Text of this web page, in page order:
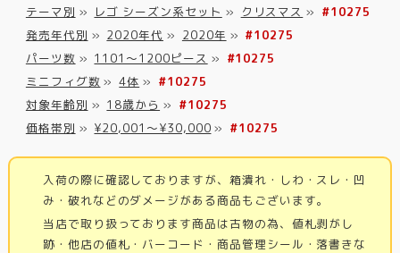
テーマ別 » レゴ シーズン系セット » クリスマス » #10275
発売年代別 » 2020年代 » 2020年 » #10275
パーツ数 » 1101～1200ピース » #10275
ミニフィグ数 » 4体 » #10275
対象年齢別 » 18歳から » #10275
価格帯別 » ¥20,001～¥30,000 » #10275
入荷の際に確認しておりますが、箱潰れ・しわ・スレ・凹
み・破れなどのダメージがある商品もございます。
当店で取り扱っております商品は古物の為、値札剥がし
跡・他店の値札・バーコード・商品管理シール・落書きな